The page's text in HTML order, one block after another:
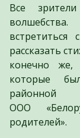
Все
рассказать
конечно же,
которые
ООО
родителей».